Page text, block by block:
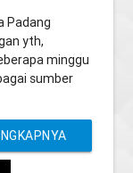
Padang
yth,
minggu
sumber